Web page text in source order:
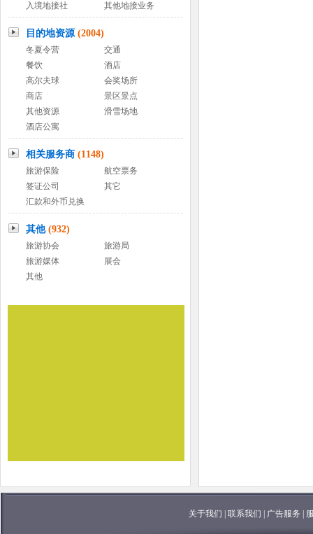
入境地接社
其他地接业务
目的地资源 (2004)
冬夏令营
交通
餐饮
酒店
高尔夫球
会奖场所
商店
景区景点
其他资源
滑雪场地
酒店公寓
相关服务商 (1148)
旅游保险
航空票务
签证公司
其它
汇款和外币兑换
其他 (932)
旅游协会
旅游局
旅游媒体
展会
其他
关于我们 联系我们 广告服务